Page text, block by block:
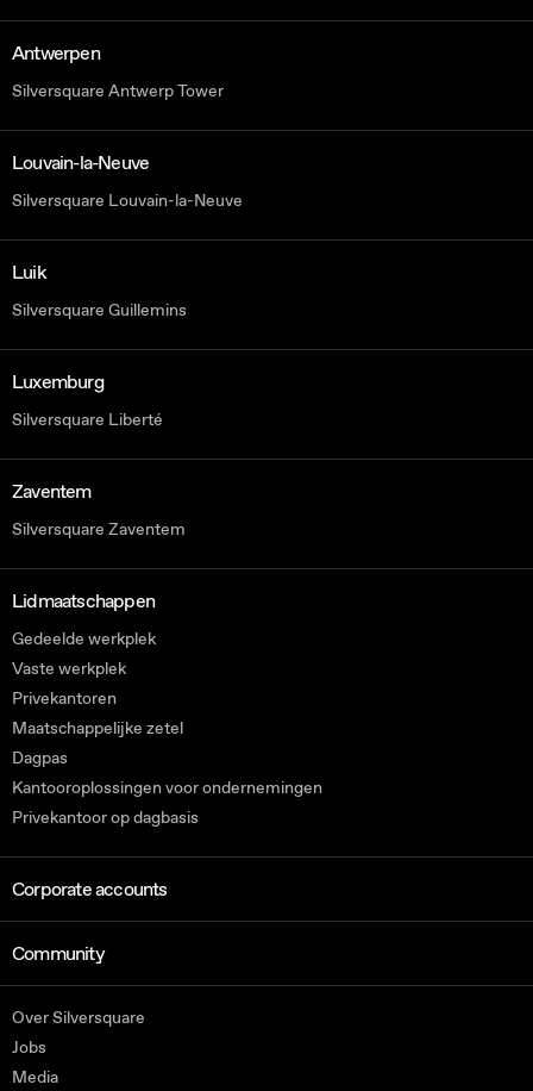
Antwerpen
Silversquare Antwerp Tower
Louvain-la-Neuve
Silversquare Louvain-la-Neuve
Luik
Silversquare Guillemins
Luxemburg
Silversquare Liberté
Zaventem
Silversquare Zaventem
Lidmaatschappen
Gedeelde werkplek
Vaste werkplek
Privekantoren
Maatschappelijke zetel
Dagpas
Kantooroplossingen voor ondernemingen
Privekantoor op dagbasis
Corporate accounts
Community
Over Silversquare
Jobs
Media